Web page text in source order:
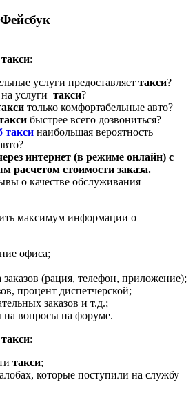
:
услуги предоставляет такси?
услуги такси?
только комфортабельные авто?
быстрее всего дозвониться?
такси наибольшая вероятность
интернет (в режиме онлайн) с
расчетом стоимости заказа.
о качестве обслуживания
максимум информации о
офиса;
(рация, телефон, приложение);
процент диспетчерской;
заказов и т.д.;
на вопросы на форуме.
такси:
такси;
которые поступили на службу